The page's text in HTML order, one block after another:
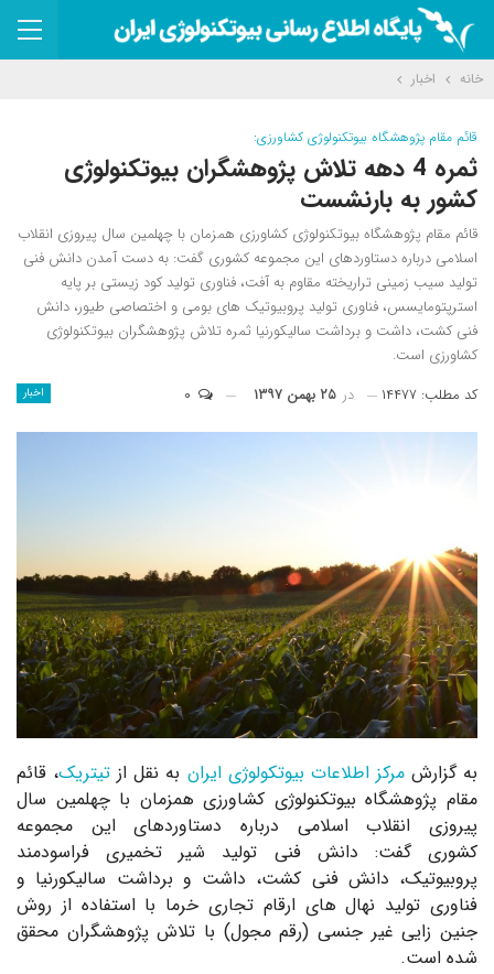
خانه اخبار
قائم مقام پژوهشگاه بیوتکنولوژی کشاورزی:
ثمره 4 دهه تلاش پژوهشگران بیوتکنولوژی
کشور به بارنشست
قائم مقام پژوهشگاه بیوتکنولوژی کشاورزی همزمان با چهلمین سال پیروزی انقلاب
اسلامی درباره دستاوردهای این مجموعه کشوری گفت: به دست آمدن دانش فنی
تولید سیب زمینی تراریخته مقاوم به آفت، فناوری تولید کود زیستی بر پایه
استرپتومایسس، فناوری تولید پروبیوتیک های بومی و اختصاصی طیور، دانش
فنی کشت، داشت و برداشت سالیکورنیا ثمره تلاش پژوهشگران بیوتکنولوژی
کشاورزی است.
اخبار کد مطلب: ۱۴۴۷۷ در ۲۵ بهمن ۱۳۹۷
به گزارشمرکز اطلاعات بیوتکولوژی ایران به نقل از تیتریک، قائم
مقام پژوهشگاه بیوتکنولوژی کشاورزی همزمان با چهلمین سال
پیروزی انقلاب اسلامی درباره دستاوردهای این مجموعه
کشوری گفت: دانش فنی تولید شیر تخمیری فراسودمند
پروبیوتیک، دانش فنی کشت، داشت و برداشت سالیکورنیا و
فناوری تولید نهال های ارقام تجاری خرما با استفاده از روش
جنین زایی غیر جنسی (رقم مجول) با تلاش پژوهشگران محقق
شده است.